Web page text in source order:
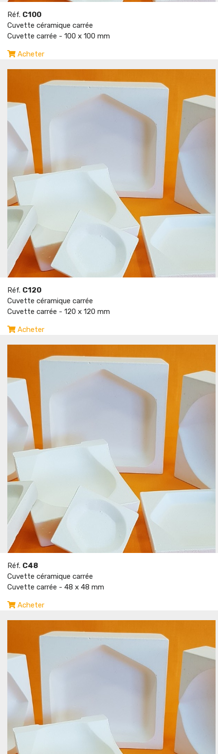
Réf. C100
Cuvette céramique carrée
Cuvette carrée - 100 x 100 mm
Acheter
Réf. C120
Cuvette céramique carrée
Cuvette carrée - 120 x 120 mm
Acheter
Réf. C48
Cuvette céramique carrée
Cuvette carrée - 48 x 48 mm
Acheter